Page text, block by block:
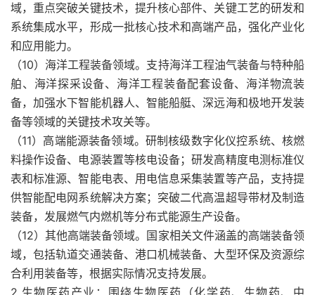
域，重点突破关键技术，提升核心部件、关键工艺的研发和
系统集成水平，形成一批核心技术和高端产品，强化产业化
和应用能力。
（10）海洋工程装备领域。支持海洋工程油气装备与特种船
舶、海洋探采设备、海洋工程装备配套设备、海洋物流装
备，加强水下智能机器人、智能船艇、深远海和极地开发装
备等领域的关键技术攻关等。
（11）高端能源装备领域。研制核级数字化仪控系统、核燃
料操作设备、电源装置等核电设备；研发高精度电测标准仪
表和标准源、智能电表、用电信息采集装置等产品，支持提
供智能配电网系统解决方案；突破二代高温超导带材及制造
装备，发展燃气内燃机等分布式能源生产设备。
（12）其他高端装备领域。国家相关文件涵盖的高端装备领
域，包括轨道交通装备、港口机械装备、大型环保及资源综
合利用装备等，根据实际情况支持发展。
2.生物医药产业：围绕生物医药（化学药、生物药、中